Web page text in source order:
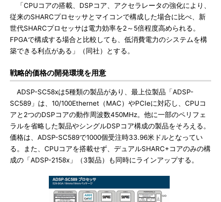
「CPUコアの搭載、DSPコア、アクセラレータの強化により、
従来のSHARCプロセッサとマイコンで構成した場合に比べ、新
世代SHARCプロセッサは電力効率を2～5倍程度高められる。
FPGAで構成する場合と比較しても、低消費電力のシステムを構
築できる利点がある」（同社）とする。
戦略的価格の開発環境を用意
ADSP-SC58xは5種類の製品があり、最上位製品「ADSP-
SC589」は、10/100Ethernet（MAC）やPCIeに対応し、CPUコ
アと2つのDSPコアの動作周波数450MHz。他に一部のペリフェ
ラルを省略した製品やシングルDSPコア構成の製品をそろえる。
価格は、ADSP-SC589で1000個受注時33.96米ドルとなってい
る。また、CPUコアを搭載せず、デュアルSHARC+コアのみの構
成の「ADSP-2158x」（3製品）も同時にラインアップする。